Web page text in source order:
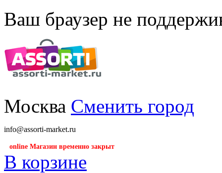
Ваш браузер не
Москва Сменить город
info@assorti-market.ru
online Магазин временно закрыт
В корзине